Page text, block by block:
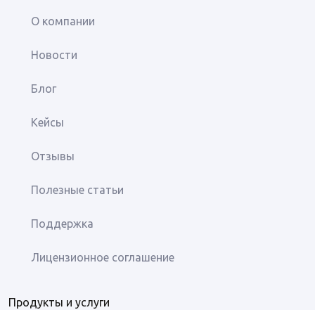
О компании
Новости
Блог
Кейсы
Отзывы
Полезные статьи
Поддержка
Лицензионное соглашение
Продукты и услуги